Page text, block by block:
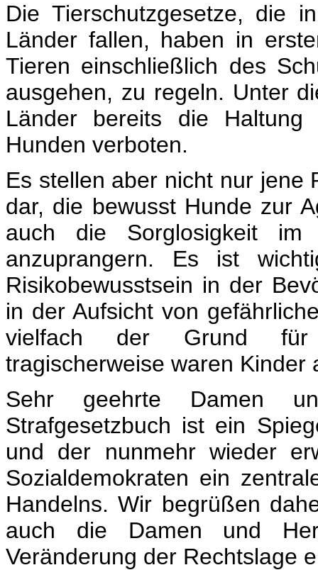
Die Tierschutzgesetze, die
Länder fallen, haben in
Tieren einschließlich des
ausgehen, zu regeln. Unter
Länder bereits die Haltung
Hunden verboten.
Es stellen aber nicht nur jene
dar, die bewusst Hunde zur
auch die Sorglosigkeit im
anzuprangern. Es ist
Risikobewusstsein in der
in der Aufsicht von
vielfach der Grund für
tragischerweise waren Kinder
Sehr geehrte Damen
Strafgesetzbuch ist ein
und der nunmehr wieder
Sozialdemokraten ein
Handelns. Wir begrüßen
auch die Damen und
Veränderung der Rechtslage